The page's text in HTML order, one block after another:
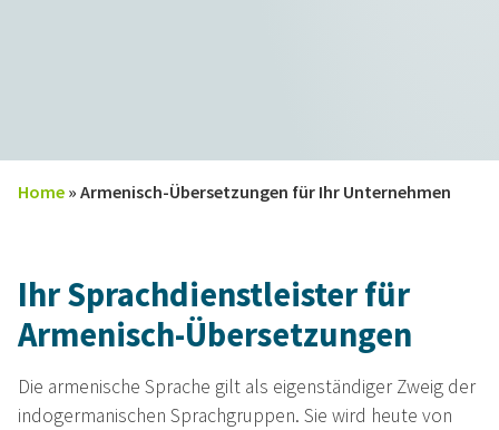
Home » Armenisch-Übersetzungen für Ihr Unternehmen
Ihr Sprachdienstleister für
Armenisch-Übersetzungen
Die armenische Sprache gilt als eigenständiger Zweig der
indogermanischen Sprachgruppen. Sie wird heute von